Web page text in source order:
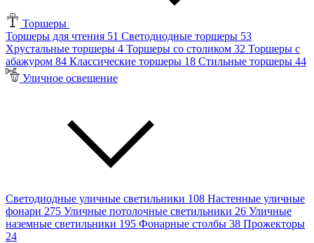
Торшеры
Торшеры для чтения 51 Светодиодные торшеры 53
Хрустальные торшеры 4 Торшеры со столиком 32 Торшеры с
абажуром 84 Классические торшеры 18 Стильные торшеры 44
Уличное освещение
Светодиодные уличные светильники 108 Настенные уличные
фонари 275 Уличные потолочные светильники 26 Уличные
наземные светильники 195 Фонарные столбы 38 Прожекторы
24